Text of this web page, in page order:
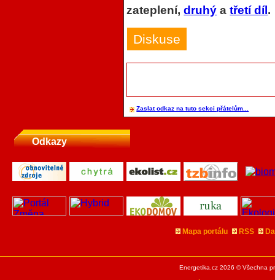
zateplení,druhý atřetí díl.
Diskuse
Zaslat odkaz na tuto sekci přátelům...
Odkazy
Mapa portálu RSS
Energetika.cz 2026 © Všechna